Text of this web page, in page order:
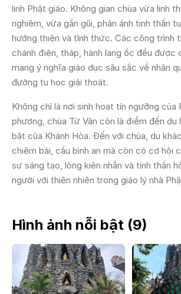
linh Phật giáo. Không gian chùa vừa linh
nghiêm, vừa gần gũi, phản ánh tinh thần
hướng thiện và tỉnh thức. Các công trình
chánh điện, tháp, hành lang ốc đều được
mang ý nghĩa giáo dục sâu sắc về nhân
đường tu học giải thoát.
Không chỉ là nơi sinh hoạt tín ngưỡng của
phương, chùa Từ Vân còn là điểm đến du
bật của Khánh Hòa. Đến với chùa, du
chiêm bái, cầu bình an mà còn có cơ hội
sự sáng tạo, lòng kiên nhẫn và tinh thần
người với thiên nhiên trong giáo lý nhà
Hình ảnh nỗi bật (9)